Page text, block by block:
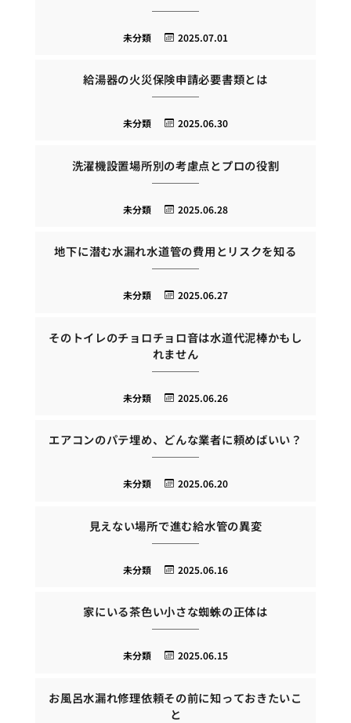
2025.07.01
未分類
給湯器の火災保険申請必要書類とは
2025.06.30
未分類
洗濯機設置場所別の考慮点とプロの役割
2025.06.28
未分類
地下に潜む水漏れ水道管の費用とリスクを知る
2025.06.27
未分類
そのトイレのチョロチョロ音は水道代泥棒かもし
れません
2025.06.26
未分類
エアコンのパテ埋め、どんな業者に頼めばいい？
2025.06.20
未分類
見えない場所で進む給水管の異変
2025.06.16
未分類
家にいる茶色い小さな蜘蛛の正体は
2025.06.15
未分類
お風呂水漏れ修理依頼その前に知っておきたいこ
と